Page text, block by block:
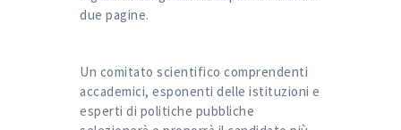
due pagine.
Un comitato scientifico comprendenti
accademici, esponenti delle istituzioni e
esperti di politiche pubbliche